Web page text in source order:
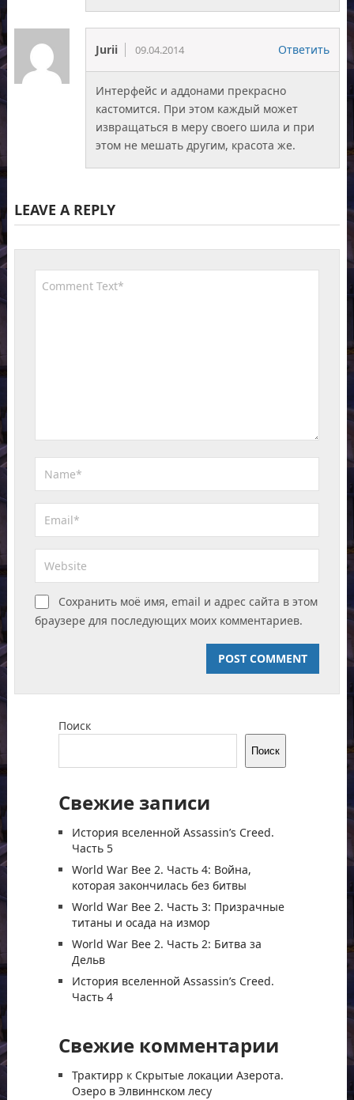
Jurii 09.04.2014 Ответить
Интерфейс и аддонами прекрасно
кастомится. При этом каждый может
извращаться в меру своего шила и при
этом не мешать другим, красота же.
LEAVE A REPLY
Сохранить моё имя, email и адрес сайта в этом
браузере для последующих моих комментариев.
Поиск
Поиск
Свежие записи
История вселенной Assassin’s Creed.
Часть 5
World War Bee 2. Часть 4: Война,
которая закончилась без битвы
World War Bee 2. Часть 3: Призрачные
титаны и осада на измор
World War Bee 2. Часть 2: Битва за
Дельв
История вселенной Assassin’s Creed.
Часть 4
Свежие комментарии
Трактирр к Скрытые локации Азерота.
Озеро в Элвиннском лесу